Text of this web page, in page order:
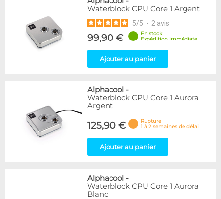
Waterblock CPU Core 1 Argent
5/5 - 2 avis
99,90 €
En stock
Expédition immédiate
Ajouter au panier
Alphacool -
Waterblock CPU Core 1 Aurora
Argent
125,90 €
Rupture
1 à 2 semaines de délai
Ajouter au panier
Alphacool -
Waterblock CPU Core 1 Aurora
Blanc